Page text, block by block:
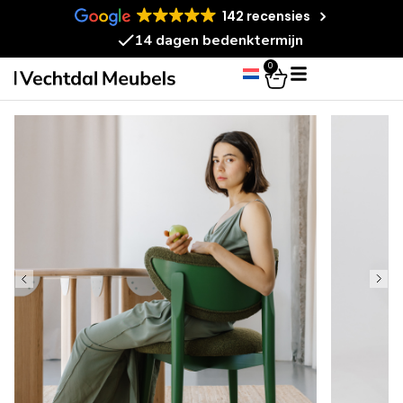
142 recensies
14 dagen bedenktermijn
0